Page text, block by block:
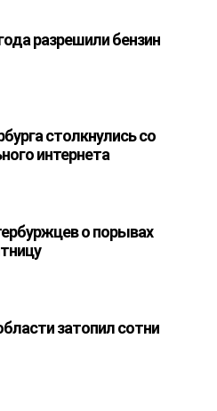
разрешили бензин
столкнулись со
интернета
о порывах
затопил сотни